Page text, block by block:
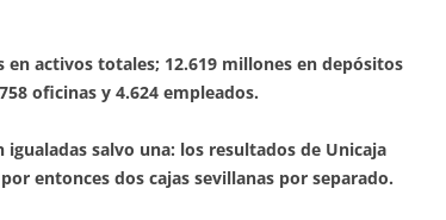
en activos totales; 12.619 millones en depósitos
oficinas y 4.624 empleados.
salvo una: los resultados de Unicaja
entonces dos cajas sevillanas por separado.